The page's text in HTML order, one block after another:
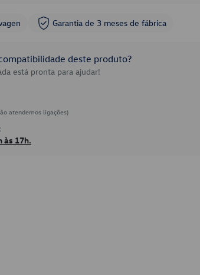
Garantia de 3 meses de fábrica
deste produto?
está pronta para ajudar!
atendemos ligações)
às 17h.